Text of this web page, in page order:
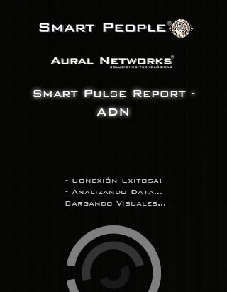
Smart Pulse Report -
ADN
- Conexión Exitosa!
- Analizando Data...
-Cargando Visuales...